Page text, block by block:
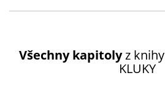
Všechny kapitolyz knihy
KLUKY